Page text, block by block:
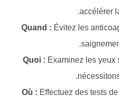
accélérer
Quand : Évitez les
Quoi : Examinez les yeux
Où : Effectuez des tests